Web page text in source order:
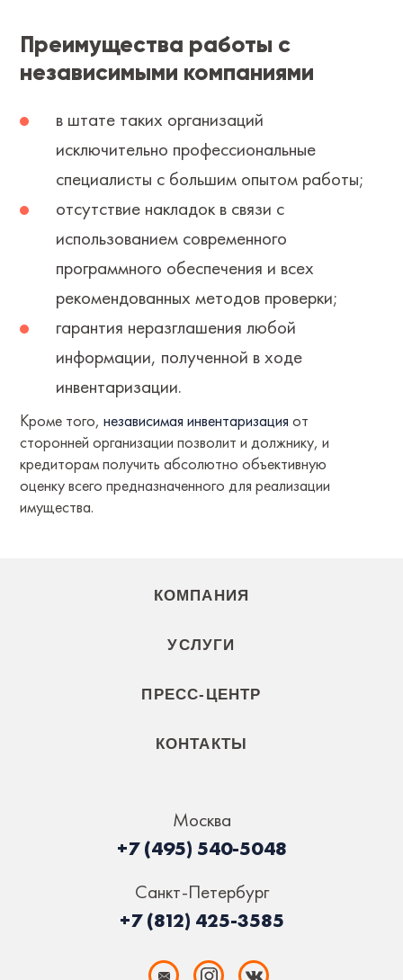
Преимущества работы с
независимыми компаниями
в штате таких организаций
исключительно профессиональные
специалисты с большим опытом работы;
отсутствие накладок в связи с
использованием современного
программного обеспечения и всех
рекомендованных методов проверки;
гарантия неразглашения любой
информации, полученной в ходе
инвентаризации.
Кроме того,независимая инвентаризация от
сторонней организации позволит и должнику, и
кредиторам получить абсолютно объективную
оценку всего предназначенного для реализации
имущества.
КОМПАНИЯ
УСЛУГИ
ПРЕСС-ЦЕНТР
КОНТАКТЫ
Москва
+7 (495) 540-5048
Санкт-Петербург
+7 (812) 425-3585